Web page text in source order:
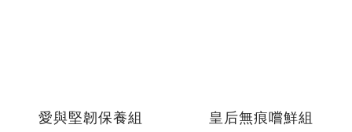
愛與堅韌保養組 皇后無痕嚐鮮組